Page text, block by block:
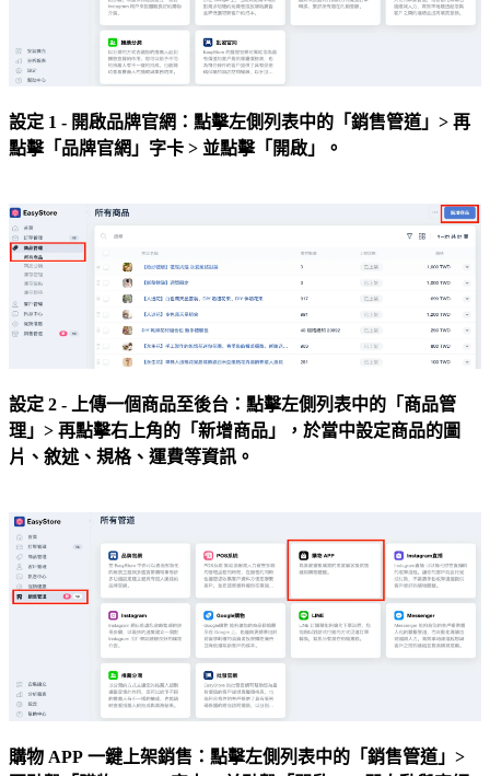
設定 1 - 開啟品牌官網：點擊左側列表中的「銷售管道」> 再
點擊「品牌官網」字卡 > 並點擊「開啟」。
設定 2 - 上傳一個商品至後台：點擊左側列表中的「商品管
理」> 再點擊右上角的「新增商品」，於當中設定商品的圖
片、敘述、規格、運費等資訊。
購物 APP 一鍵上架銷售：點擊左側列表中的「銷售管道」>